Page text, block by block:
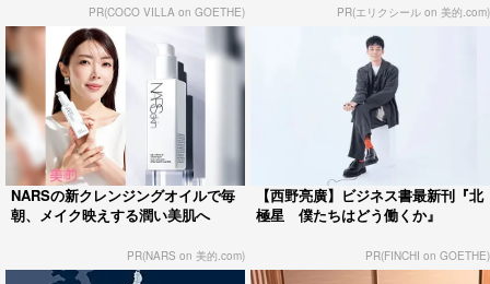
PR(COCO VILLA on GOETHE) PR(エリクシール on 美的.com)
NARSの新クレンジングオイルで毎
朝、メイク映えする潤い美肌へ
PR(NARS on 美的.com)
【西野亮廣】ビジネス書最新刊『北
極星 僕たちはどう働くか』
PR(FINCHI on GOETHE)